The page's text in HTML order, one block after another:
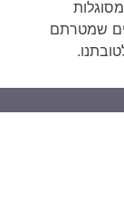
שמטרתם